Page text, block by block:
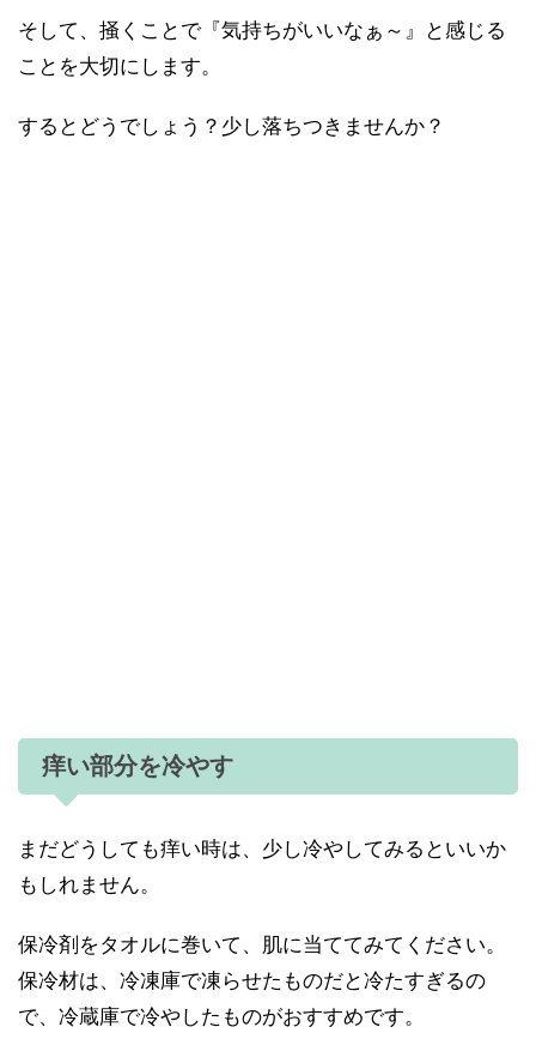
そして、掻くことで『気持ちがいいなぁ～』と感じる
ことを大切にします。
するとどうでしょう？少し落ちつきませんか？
痒い部分を冷やす
まだどうしても痒い時は、少し冷やしてみるといいか
もしれません。
保冷剤をタオルに巻いて、肌に当ててみてください。
保冷材は、冷凍庫で凍らせたものだと冷たすぎるの
で、冷蔵庫で冷やしたものがおすすめです。